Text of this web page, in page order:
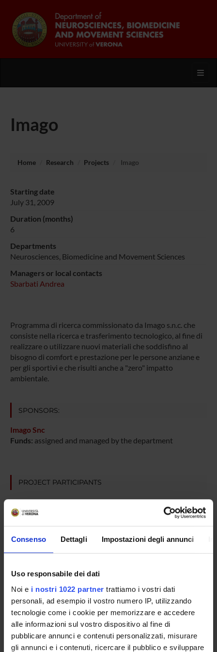
Consenso Dettagli Impostazioni degli annunci
Uso responsabile dei dati
Noi e i nostri 1022 partner trattiamo i vostri dati
personali, ad esempio il vostro numero IP, utilizzando
tecnologie come i cookie per memorizzare e accedere
alle informazioni sul vostro dispositivo al fine di
pubblicare annunci e contenuti personalizzati, misurare
gli annunci e i contenuti, ricercare il pubblico e sviluppare
Imago
Home Research Projects Imago
Starting date
July 31, 2009
Duration (months)
6
Departments
Neurosciences, Biomedicine and Movement Sciences
Managers or local contacts
Sbarbati Andrea
Programma di ricerca commissionato da Imago s.n.c. che
consiste nella ricerca e trasferimento tecnologico, al fine di
realizzare o utilizzare nuovi materiali che soddisfino al
bisogno di comfort e prestazione per le persone anziane e
per gli sportivi e che risulti anche a "zero" impatto
ambientale.
SPONSORS:
Imago Snc
Funds: assigned and managed by the department
PROJECT PARTICIPANTS
Valentina Campanelli
Alessio Cangemi
Antonio Pozzo
Andrea Sbarbati
RESEARCH AREAS INVOLVED IN THE PROJECT
Anatomy & Morphology